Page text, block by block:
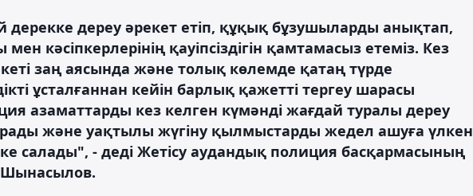
дерекке дереу әрекет етіп, құқық бұзушыларды анықтап,
кәсіпкерлерінің қауіпсіздігін қамтамасыз етеміз. Кез
заң аясында және толық көлемде қатаң түрде
ұсталғаннан кейін барлық қажетті тергеу шарасы
азаматтарды кез келген күмәнді жағдай туралы дереу
және уақтылы жүгіну қылмыстарды жедел ашуға үлкен
салады", - деді Жетісу аудандық полиция басқармасының
Шынасылов.